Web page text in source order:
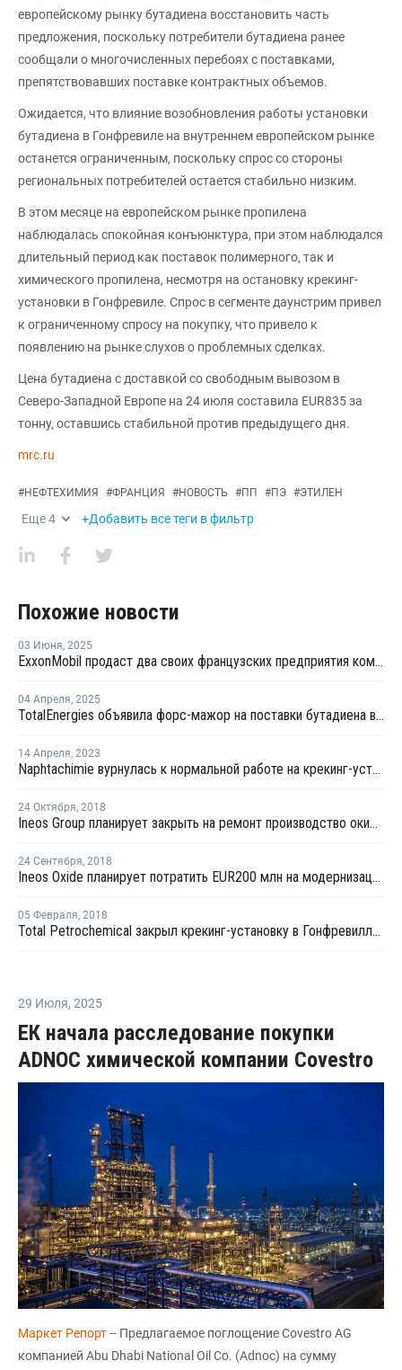
европейскому рынку бутадиена восстановить часть
предложения, поскольку потребители бутадиена ранее
сообщали о многочисленных перебоях с поставками,
препятствовавших поставке контрактных объемов.
Ожидается, что влияние возобновления работы установки
бутадиена в Гонфревиле на внутреннем европейском рынке
останется ограниченным, поскольку спрос со стороны
региональных потребителей остается стабильно низким.
В этом месяце на европейском рынке пропилена
наблюдалась спокойная конъюнктура, при этом наблюдался
длительный период как поставок полимерного, так и
химического пропилена, несмотря на остановку крекинг-
установки в Гонфревиле. Спрос в сегменте даунстрим привел
к ограниченному спросу на покупку, что привело к
появлению на рынке слухов о проблемных сделках.
Цена бутадиена с доставкой со свободным вывозом в
Северо-Западной Европе на 24 июля составила EUR835 за
тонну, оставшись стабильной против предыдущего дня.
mrc.ru
#НЕФТЕХИМИЯ #ФРАНЦИЯ #НОВОСТЬ #ПП #ПЭ #ЭТИЛЕН
Еще4 +Добавить все теги в фильтр
Похожие новости
03 Июня, 2025
ExxonMobil продаст два своих французских предприятия компании North Atlantic
04 Апреля, 2025
TotalEnergies объявила форс-мажор на поставки бутадиена во Франции
14 Апреля, 2023
Naphtachimie вурнулась к нормальной работе на крекинг-установке в Лавере
24 Октября, 2018
Ineos Group планирует закрыть на ремонт производство окиси этилена в Лавере
24 Сентября, 2018
Ineos Oxide планирует потратить EUR200 млн на модернизацию производства окиси этилена в Европе
05 Февраля, 2018
Total Petrochemical закрыл крекинг-установку в Гонфревилле из-за поломки
29 Июля, 2025
ЕК начала расследование покупки
ADNOC химической компании Covestro
Маркет Репорт-- Предлагаемое поглощение Covestro AG
компанией Abu Dhabi National Oil Co. (Adnoc) на сумму